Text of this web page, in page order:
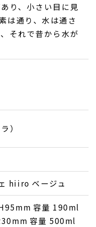
り、小さい目に見
は通り、水は通さ
それで昔から水が
）
hiiro ベージュ
容量 190ml
容量 500ml